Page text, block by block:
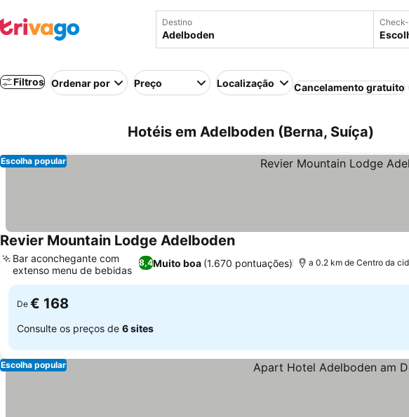
Destino
Filtros Ordenar por Preço Localização Cancelamento gratuito
Hotéis em Adelboden (Berna, Suíça)
Escolha popular
Revier Mountain Lodge Adelboden
8,4Muito boa (1.670 pontuações)
Bar aconchegante com
extenso menu de bebidas
a 0.2 km de Centro da
De € 168
Consulte os preços de 6 sites
Escolha popular